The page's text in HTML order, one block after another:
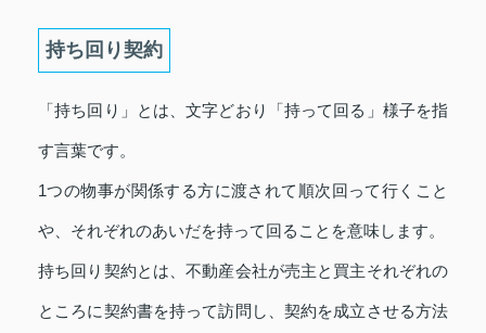
持ち回り契約
「持ち回り」とは、文字どおり「持って回る」様子を指
す言葉です。
1つの物事が関係する方に渡されて順次回って行くこと
や、それぞれのあいだを持って回ることを意味します。
持ち回り契約とは、不動産会社が売主と買主それぞれの
ところに契約書を持って訪問し、契約を成立させる方法